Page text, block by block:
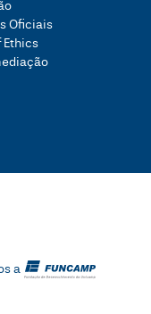
Oficiais
Ethics
a